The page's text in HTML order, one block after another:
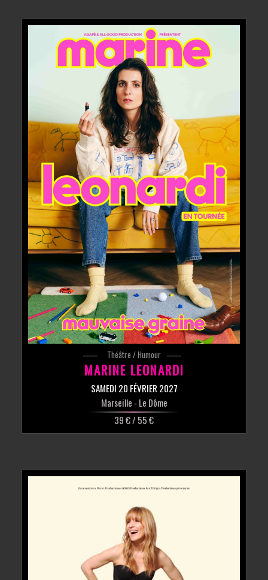
Théâtre / Humour
MARINE LEONARDI
SAMEDI 20 FÉVRIER 2027
Marseille - Le Dôme
39 € / 55 €